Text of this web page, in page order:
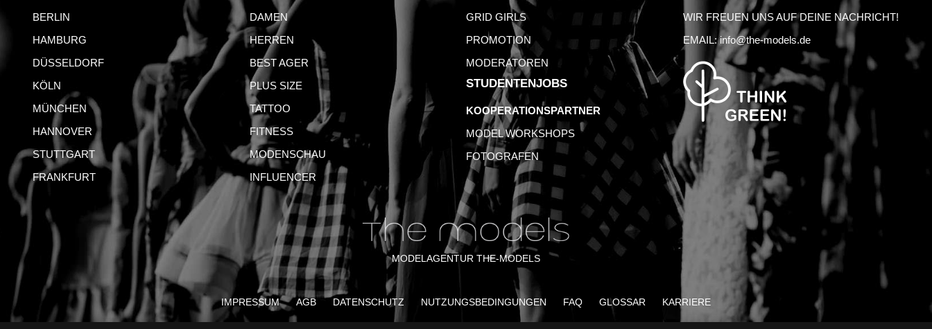
BERLIN
HAMBURG
DÜSSELDORF
KÖLN
MÜNCHEN
HANNOVER
STUTTGART
FRANKFURT
DAMEN
HERREN
BEST AGER
PLUS SIZE
TATTOO
FITNESS
MODENSCHAU
INFLUENCER
GRID GIRLS
PROMOTION
MODERATOREN
STUDENTENJOBS
KOOPERATIONSPARTNER
MODEL WORKSHOPS
FOTOGRAFEN
WIR FREUEN UNS AUF DEINE NACHRICHT!
EMAIL:info@the-models.de
MODELAGENTUR THE-MODELS
IMPRESSUM AGB DATENSCHUTZ NUTZUNGSBEDINGUNGEN FAQ GLOSSAR KARRIERE